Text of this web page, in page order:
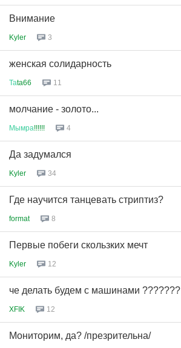
Внимание
Kyler 3
женская солидарность
Таta66 11
молчание - золото...
Мымра!!!!!! 4
Да задумался
Kyler 34
Где научится танцевать стриптиз?
format 8
Первые побеги скользких мечт
Kyler 12
че делать будем с машинами ???????
XFIK 12
Мониторим, да? /презрительна/